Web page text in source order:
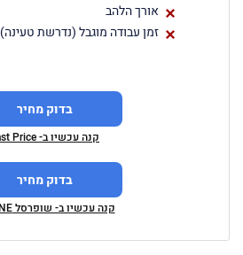
אורך הלהב
זמן עבודה מוגבל (נדרשת טעינה)
בדוק מחיר
קנה עכשיו ב- Last Price
בדוק מחיר
קנה עכשיו ב- שופרסל ONLINE